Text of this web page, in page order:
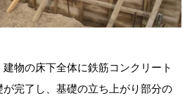
物の床下全体に鉄筋コンクリート
完了し、基礎の立ち上がり部分の